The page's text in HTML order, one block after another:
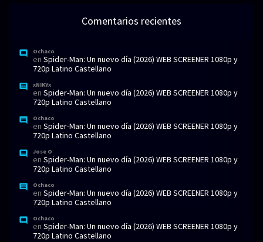
Comentarios recientes
Ochaco
en Spider-Man: Un nuevo día (2026) WEB SCREENER 1080p y
720p Latino Castellano
xNIKYx
en Spider-Man: Un nuevo día (2026) WEB SCREENER 1080p y
720p Latino Castellano
Ochaco
en Spider-Man: Un nuevo día (2026) WEB SCREENER 1080p y
720p Latino Castellano
Jose O
en Spider-Man: Un nuevo día (2026) WEB SCREENER 1080p y
720p Latino Castellano
Ochaco
en Spider-Man: Un nuevo día (2026) WEB SCREENER 1080p y
720p Latino Castellano
Ochaco
en Spider-Man: Un nuevo día (2026) WEB SCREENER 1080p y
720p Latino Castellano